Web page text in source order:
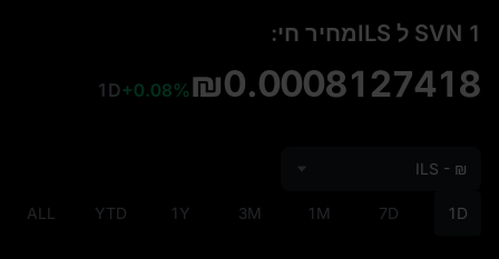
1 SVN ל ILSמחיר חי:
₪0.0008127418
+0.08%
1D
1D
7D
1M
3M
1Y
YTD
ALL
ILS - ₪